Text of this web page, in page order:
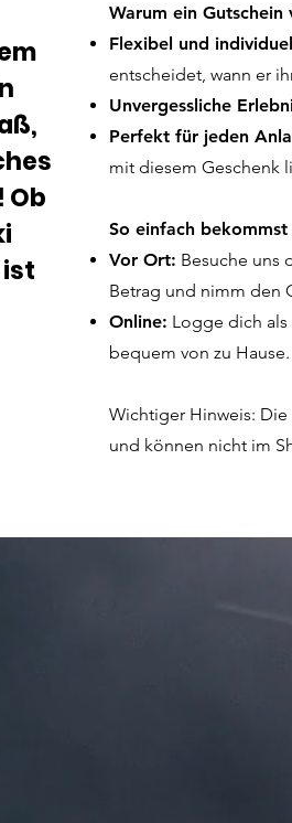
Ob
Warum ein Gutschein
Flexibel und
entscheidet, wann er
Unvergessliche
Perfekt für jeden
mit diesem Geschenk
So einfach
Vor Ort: Besuche uns
Betrag und nimm den
Online: Logge dich als
bequem von zu Hause.
Wichtiger Hinweis:
und können nicht im